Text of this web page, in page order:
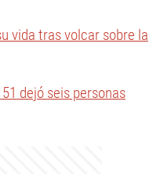
vida tras volcar sobre la
dejó seis personas